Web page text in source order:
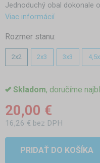
Jednoduchý obal dokonale
Viac informácií
Rozmer stanu:
2x2 2x3 3x3
Skladom, doručíme
20,00 €
16,26 € bez DPH
PRIDAŤ DO KOŠÍKA